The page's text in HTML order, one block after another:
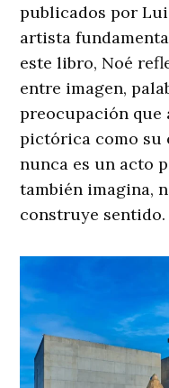
publicados por
artista
este libro, Noé
entre imagen,
preocupación que
pictórica como su
nunca es un acto
también imagina,
construye sentido.